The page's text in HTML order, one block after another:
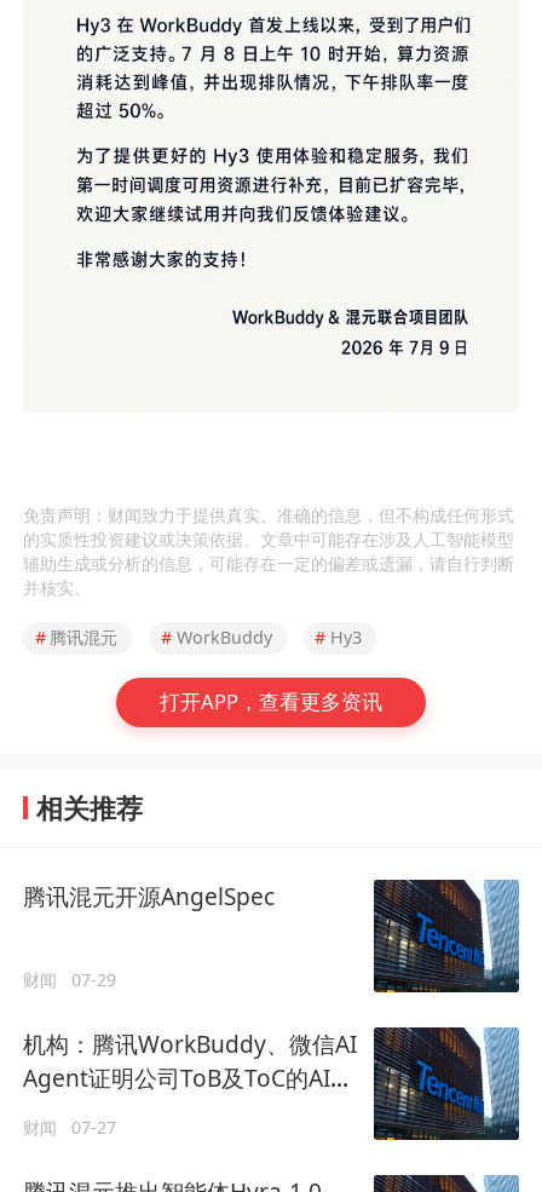
免责声明：财闻致力于提供真实、准确的信息，但不构成任何形式
的实质性投资建议或决策依据。文章中可能存在涉及人工智能模型
辅助生成或分析的信息，可能存在一定的偏差或遗漏，请自行判断
并核实。
# 腾讯混元 # WorkBuddy # Hy3
打开APP，查看更多资讯
相关推荐
腾讯混元开源AngelSpec
财闻 07-29
机构：腾讯WorkBuddy、微信AI
Agent证明公司ToB及ToC的AI产
财闻 07-27